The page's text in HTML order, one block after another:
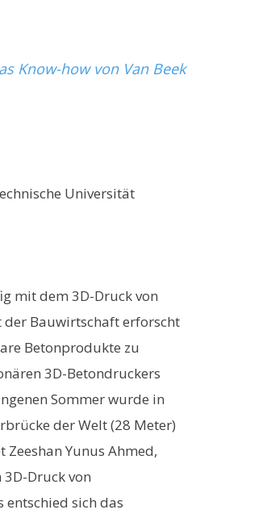
Know-how von Van Beek
Universität
mit dem 3D-Druck von
der Bauwirtschaft erforscht
Betonprodukte zu
3D-Betondruckers
Sommer wurde in
der Welt (28 Meter)
Yunus Ahmed,
Druck von
sich das